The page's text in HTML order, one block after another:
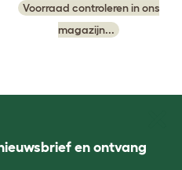
Voorraad controleren in ons
magazijn...
en ontvang